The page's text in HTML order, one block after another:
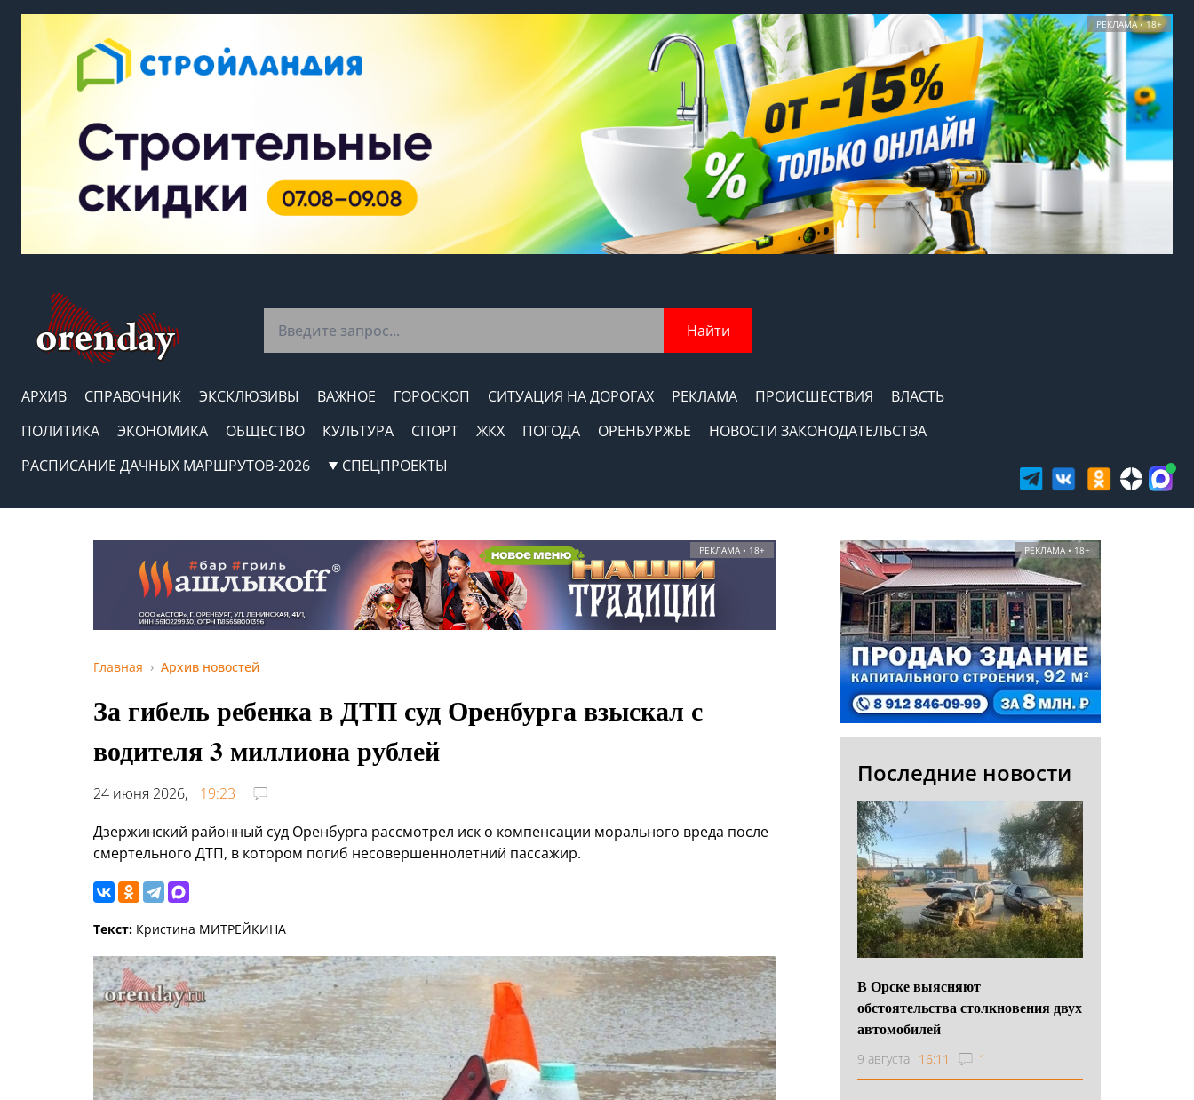
РЕКЛАМА • 18+
Найти
АРХИВ СПРАВОЧНИК ЭКСКЛЮЗИВЫ ВАЖНОЕ ГОРОСКОП СИТУАЦИЯ НА ДОРОГАХ РЕКЛАМА ПРОИСШЕСТВИЯ
ВЛАСТЬ
ПОЛИТИКА
ЭКОНОМИКА ОБЩЕСТВО КУЛЬТУРА СПОРТ ЖКХ ПОГОДА ОРЕНБУРЖЬЕ
НОВОСТИ ЗАКОНОДАТЕЛЬСТВА
РАСПИСАНИЕ ДАЧНЫХ МАРШРУТОВ-2026
СПЕЦПРОЕКТЫ
РЕКЛАМА • 18+
Главная Архив новостей
За гибель ребенка в ДТП суд Оренбурга взыскал с
водителя 3 миллиона рублей
24 июня 2026,
19:23
Дзержинский районный суд Оренбурга рассмотрел иск о компенсации морального вреда после
смертельного ДТП, в котором погиб несовершеннолетний пассажир.
Текст: Кристина МИТРЕЙКИНА
РЕКЛАМА • 18+
Последние новости
В Орске выясняют
обстоятельства столкновения двух
автомобилей
9 августа 16:11 1